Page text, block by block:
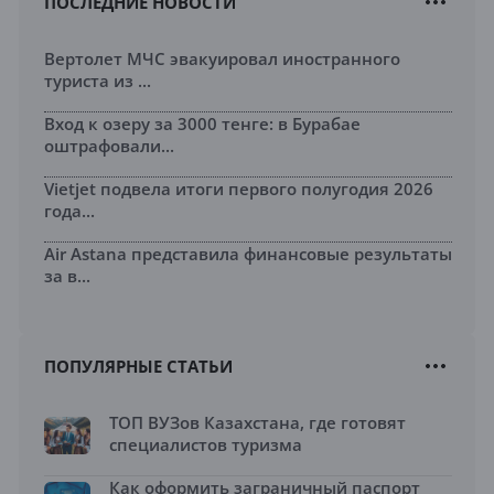
Вертолет МЧС эвакуировал иностранного
туриста из ...
Вход к озеру за 3000 тенге: в Бурабае
оштрафовали...
Vietjet подвела итоги первого полугодия 2026
года...
Air Astana представила финансовые результаты
за в...
ПОПУЛЯРНЫЕ СТАТЬИ
ТОП ВУЗов Казахстана, где готовят
специалистов туризма
Как оформить заграничный паспорт